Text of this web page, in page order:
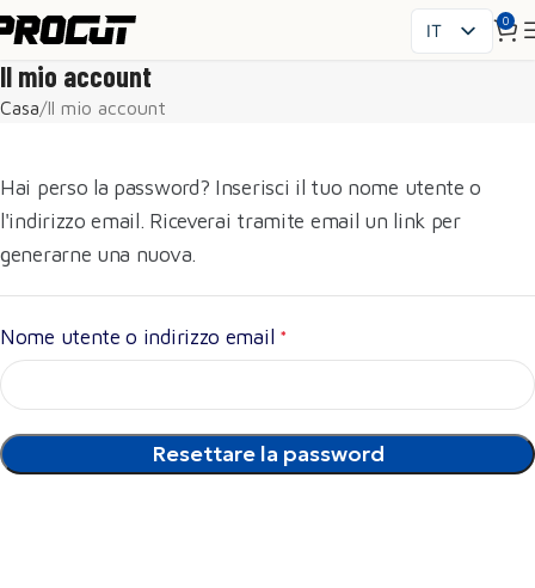
IT
HU
FR
UK
DE
0
Il mio account
Casa Il mio account
Hai perso la password? Inserisci il tuo nome utente o
l'indirizzo email. Riceverai tramite email un link per
generarne una nuova.
Nome utente o indirizzo email *
Resettare la password